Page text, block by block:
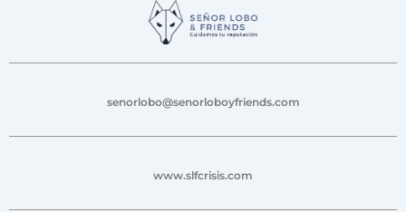
senorlobo@senorloboyfriends.com
www.slfcrisis.com